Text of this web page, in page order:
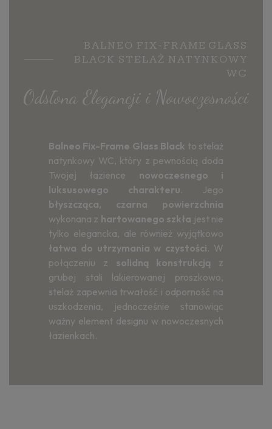
BALNEO FIX-FRAME GLASS
BLACK STELAŻ NATYNKOWY
WC
Odsłona Elegancji i Nowoczesności
Balneo Fix-Frame Glass Black to stelaż
natynkowy WC, który z pewnością doda
Twojej łazience nowoczesnego i
luksusowego charakteru. Jego
błyszcząca, czarna powierzchnia
wykonana z hartowanego szkła jest nie
tylko elegancka, ale również wyjątkowo
łatwa do utrzymania w czystości. W
połączeniu z solidną konstrukcją z
grubej stali lakierowanej proszkowo,
stelaż zapewnia trwałość i odporność na
uszkodzenia, jednocześnie stanowiąc
ważny element designu w nowoczesnych
łazienkach.